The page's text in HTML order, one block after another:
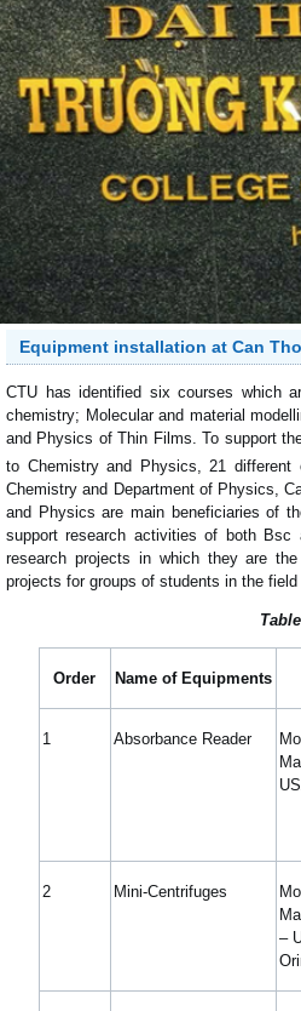
Equipment installation at Can
CTU has identified six courses which
chemistry; Molecular and material
and Physics of Thin Films. To support
to Chemistry and Physics, 21
Chemistry and Department of Physics,
and Physics are main beneficiaries of
support research activities of both Bsc
research projects in which they are
projects for groups of students in the
Order Name of Equipments
1 Absorbance Reader
2 Mini-Centrifuges
–